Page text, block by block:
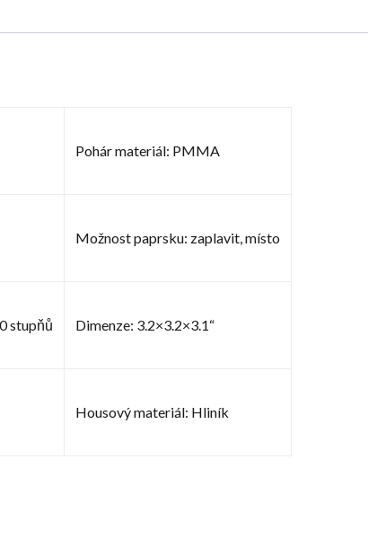
Pohár materiál: PMMA
Možnost paprsku: zaplavit, místo
stupňů Dimenze: 3.2×3.2×3.1“
Housový materiál: Hliník